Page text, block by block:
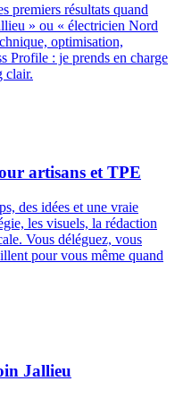
premiers résultats quand
» ou « électricien Nord
optimisation,
Profile : je prends en charge
clair.
artisans et TPE
des idées et une vraie
les visuels, la rédaction
Vous déléguez, vous
pour vous même quand
Jallieu